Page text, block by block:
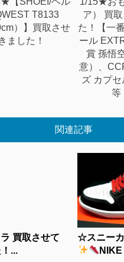
T8133
）】買取させ
ました！
ア） 買
た！【一
ール
賞 孫悟
意）、
ズ カプセ
等
関連記事
買取させて
...
☆スニー